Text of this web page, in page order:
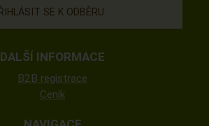
DALŠÍ INFORMACE
B2B registrace
Ceník